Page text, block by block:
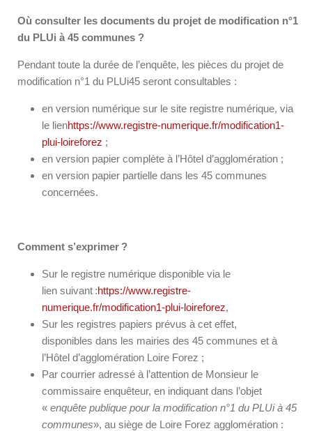
Où consulter les documents du projet de modification n°1
du PLUi à 45 communes ?
Pendant toute la durée de l’enquête, les pièces du projet de
modification n°1 du PLUi45 seront consultables :
en version numérique sur le site registre numérique, via
le lienhttps://www.registre-numerique.fr/modification1-
plui-loireforez ;
en version papier complète à l’Hôtel d’agglomération ;
en version papier partielle dans les 45 communes
concernées.
Comment s’exprimer ?
Sur le registre numérique disponible via le
lien suivant :https://www.registre-
numerique.fr/modification1-plui-loireforez,
Sur les registres papiers prévus à cet effet,
disponibles dans les mairies des 45 communes et à
l’Hôtel d’agglomération Loire Forez ;
Par courrier adressé à l’attention de Monsieur le
commissaire enquêteur, en indiquant dans l’objet
« enquête publique pour la modification n°1 du PLUi à 45
communes», au siège de Loire Forez agglomération :